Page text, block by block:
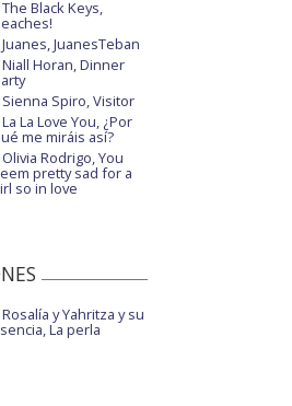
The Black Keys,
Juanes, JuanesTeban
Niall Horan, Dinner
Sienna Spiro, Visitor
La La Love You, ¿Por
me miráis así?
Olivia Rodrigo, You
pretty sad for a
so in love
Rosalía y Yahritza y su
La perla